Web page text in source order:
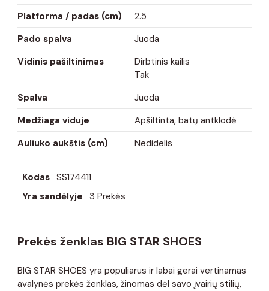
Platforma / padas (cm)
2.5
Pado spalva
Juoda
Vidinis pašiltinimas
Dirbtinis kailis
Tak
Spalva
Juoda
Medžiaga viduje
Apšiltinta, batų antklodė
Auliuko aukštis (cm)
Nedidelis
Kodas SS174411
Yra sandėlyje 3 Prekės
Prekės ženklas BIG STAR SHOES
BIG STAR SHOES yra populiarus ir labai gerai vertinamas
avalynės prekės ženklas, žinomas dėl savo įvairių stilių,